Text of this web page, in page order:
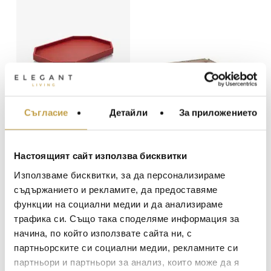
Съгласие Детайли За приложението
Настоящият сайт използва бисквитки
Използваме бисквитки, за да персонализираме
съдържанието и рекламите, да предоставяме
функции на социални медии и да анализираме
трафика си. Също така споделяме информация за
начина, по който използвате сайта ни, с
партньорските си социални медии, рекламните си
партньори и партньори за анализ, които може да я
473€ (925.11 лв.) 155€ (303.15 лв.)
МЕБЕЛИ ЗА ДОМА И
ЗА МАСАТА
ТЕКСТИЛ ЗА ДОМА
АРОМАТИ ЗА ДОМА
ИЗКУСТВО И КНИГИ
BACCARAT
TOM DIXON
MICHAEL ARAM
ASSOULINE
SELETTI